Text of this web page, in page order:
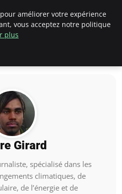
Girard
spécialisé dans les
climatiques, de
de l’énergie et de
améliorer votre expérience
vous acceptez notre politique
plus